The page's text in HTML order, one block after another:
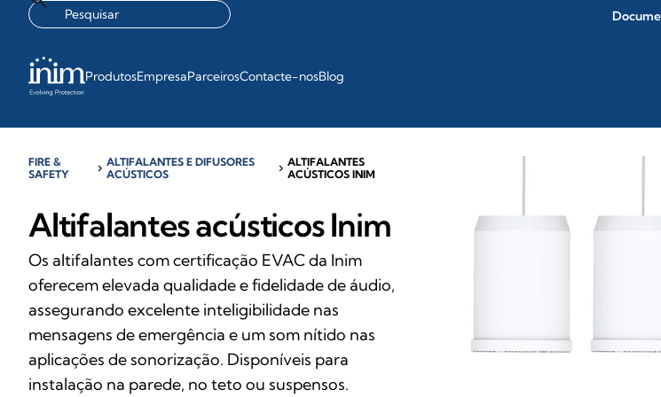
ProdutosEmpresaParceirosContacte-nosBlog
FIRE &
SAFETY
chevron_right ALTIFALANTES E DIFUSORES
ACÚSTICOS
chevron_rightALTIFALANTES
ACÚSTICOS INIM
Altifalantes acústicos Inim
Os altifalantes com certificação EVAC da Inim
oferecem elevada qualidade e fidelidade de áudio,
assegurando excelente inteligibilidade nas
mensagens de emergência e um som nítido nas
aplicações de sonorização. Disponíveis para
instalação na parede, no teto ou suspensos.